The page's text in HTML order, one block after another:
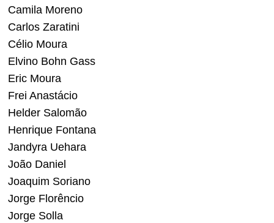
Camila Moreno
Carlos Zaratini
Célio Moura
Elvino Bohn Gass
Eric Moura
Frei Anastácio
Helder Salomão
Henrique Fontana
Jandyra Uehara
João Daniel
Joaquim Soriano
Jorge Florêncio
Jorge Solla